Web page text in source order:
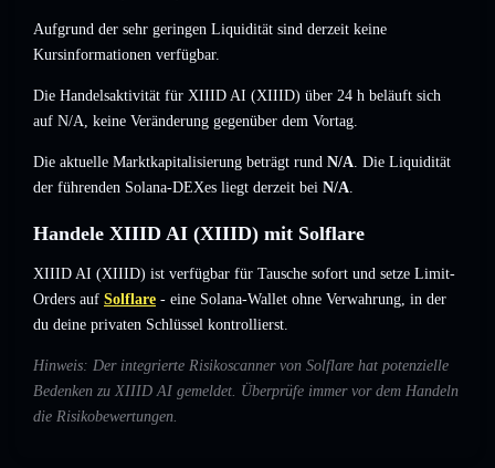
Aufgrund der sehr geringen Liquidität sind derzeit keine
Kursinformationen verfügbar.
Die Handelsaktivität für XIIID AI (XIIID) über 24 h beläuft sich
auf N/A, keine Veränderung gegenüber dem Vortag.
Die aktuelle Marktkapitalisierung beträgt rund N/A. Die Liquidität
der führenden Solana-DEXes liegt derzeit bei N/A.
Handele XIIID AI (XIIID) mit Solflare
XIIID AI (XIIID) ist verfügbar für Tausche sofort und setze Limit-
Orders auf Solflare - eine Solana-Wallet ohne Verwahrung, in der
du deine privaten Schlüssel kontrollierst.
Hinweis: Der integrierte Risikoscanner von Solflare hat potenzielle
Bedenken zu XIIID AI gemeldet. Überprüfe immer vor dem Handeln
die Risikobewertungen.